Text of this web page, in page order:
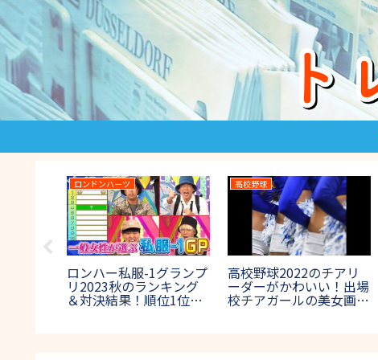
バトルTHE
高位戦2023の結
者！歌唱曲や出
THE鬼タイジ
THE鬼タイジ(鬼退
治)2024の結果！ラスボ
ス鬼の正体やネタバレ
THE DANCE DAY
THE DANCE
スデイ)2022の
勝速報！出場